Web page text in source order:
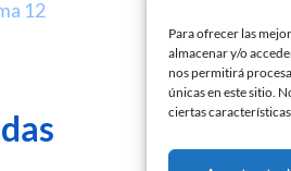
Para ofrecer las
almacenar y/o
nos permitirá
únicas en este sitio.
ciertas
12